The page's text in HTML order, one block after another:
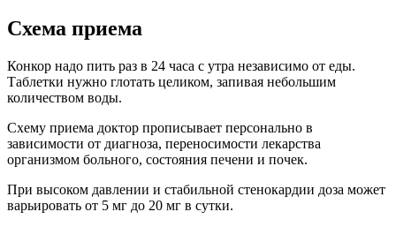
Схема приема
Конкор надо пить раз в 24 часа с утра независимо от еды.
Таблетки нужно глотать целиком, запивая небольшим
количеством воды.
Схему приема доктор прописывает персонально в
зависимости от диагноза, переносимости лекарства
организмом больного, состояния печени и почек.
При высоком давлении и стабильной стенокардии доза может
варьировать от 5 мг до 20 мг в сутки.